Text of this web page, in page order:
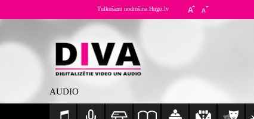
Tulkošanu nodrošina Hugo.lv
AUDIO